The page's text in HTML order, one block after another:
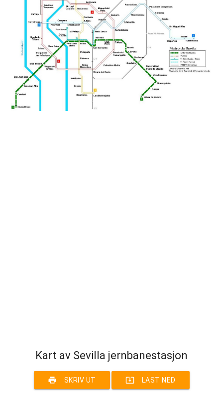
Kart av Sevilla jernbanestasjon
print SKRIV UT system_update_alt LAST NED